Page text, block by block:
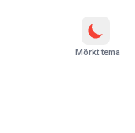
Mörkt tema